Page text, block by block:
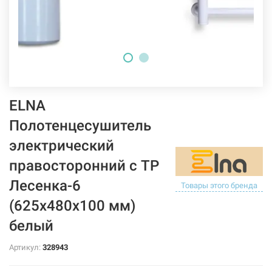
ELNA
Полотенцесушитель
электрический
правосторонний с ТР
Лесенка-6
(625х480х100 мм)
белый
Товары этого бренда
Артикул: 328943